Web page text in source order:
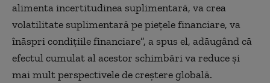
alimenta incertitudinea suplimentară, va crea
volatilitate suplimentară pe pieţele financiare, va
înăspri condiţiile financiare”, a spus el, adăugând că
efectul cumulat al acestor schimbări va reduce şi
mai mult perspectivele de creştere globală.